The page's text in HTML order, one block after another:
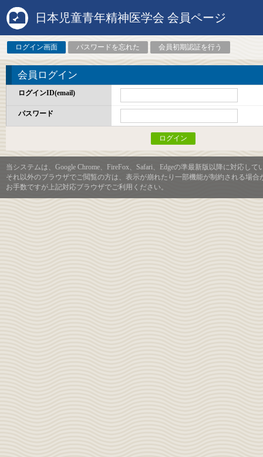
日本児童青年精神医学会 会員ページ
ログイン画面 パスワードを忘れた 会員初期認証を行う
会員ログイン
ログインID(email)
パスワード
当システムは、Google Chrome、FireFox、Safari、Edgeの準最新版以降に対応して
それ以外のブラウザでご閲覧の方は、表示が崩れたり一部機能が制約される場合
お手数ですが上記対応ブラウザでご利用ください。